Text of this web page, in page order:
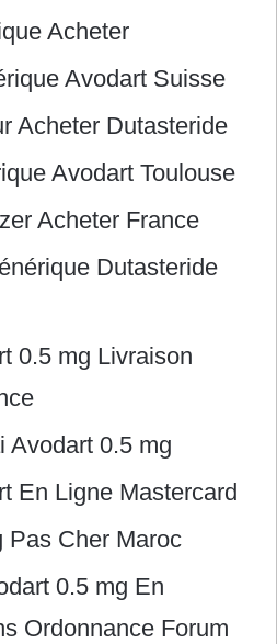
Acheter
Avodart Suisse
Acheter Dutasteride
Avodart Toulouse
Acheter France
Dutasteride
0.5 mg Livraison
Avodart 0.5 mg
En Ligne Mastercard
Pas Cher Maroc
0.5 mg En
Ordonnance Forum